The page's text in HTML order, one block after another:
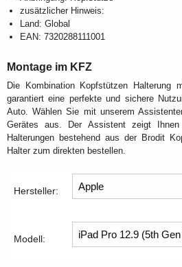
zusätzlicher Hinweis:
Land: Global
EAN: 7320288111001
Montage im KFZ
Die Kombination Kopfstützen Halterung
garantiert eine perfekte und sichere
Auto. Wählen Sie mit unserem
Gerätes aus. Der Assistent zeigt
Halterungen bestehend aus der Brodit
Halter zum direkten bestellen.
Hersteller:
Modell: